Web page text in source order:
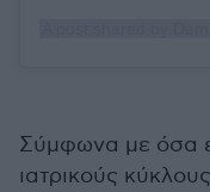
Σύμφωνα με όσα
ιατρικούς